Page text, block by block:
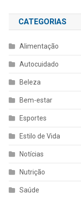
CATEGORIAS
Alimentação
Autocuidado
Beleza
Bem-estar
Esportes
Estilo de Vida
Notícias
Nutrição
Saúde